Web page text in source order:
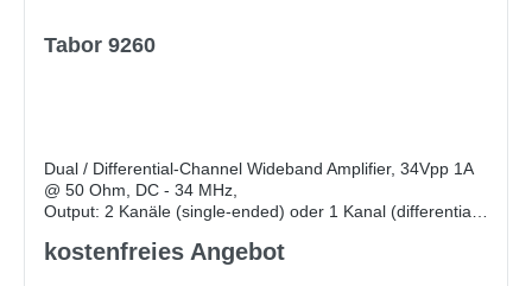
Tabor 9260
Dual / Differential-Channel Wideband Amplifier, 34Vpp 1A
@ 50 Ohm, DC - 34 MHz,
Output: 2 Kanäle (single-ended) oder 1 Kanal (differential
Auswahl für Gain, Input Impedance, Coupling und Output
kostenfreies Angebot